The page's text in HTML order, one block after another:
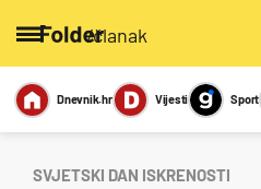
/članak
Miks
Sexy
Dnevnik.hr Vijesti Sport
SVJETSKI DAN ISKRENOSTI